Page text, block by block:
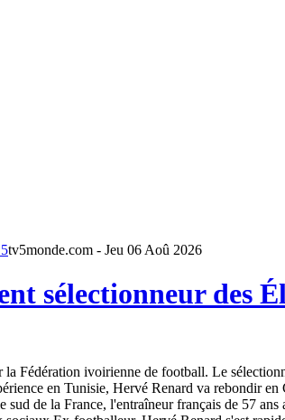
tv5monde.com - Jeu 06 Aoû 2026
sélectionneur des
Fédération ivoirienne de football. Le
en Tunisie, Hervé Renard va rebondir en
de la France, l'entraîneur français de 57 ans